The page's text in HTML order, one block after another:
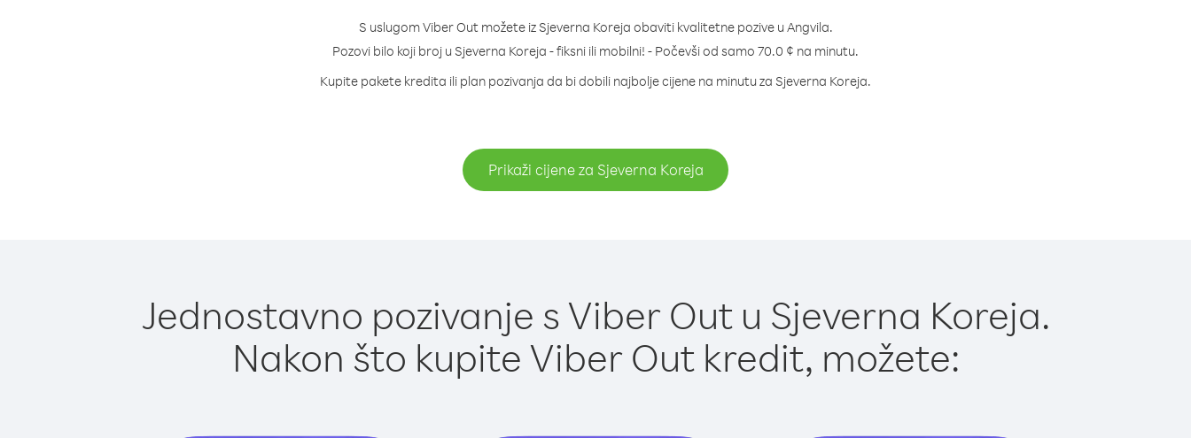
S uslugom Viber Out možete iz Sjeverna Koreja obaviti kvalitetne pozive u Angvila.
Pozovi bilo koji broj u Sjeverna Koreja - fiksni ili mobilni! - Počevši od samo 70.0 ¢ na minutu.
Kupite pakete kredita ili plan pozivanja da bi dobili najbolje cijene na minutu za Sjeverna Koreja.
Prikaži cijene za Sjeverna Koreja
Jednostavno pozivanje s Viber Out u Sjeverna Koreja.
Nakon što kupite Viber Out kredit, možete: